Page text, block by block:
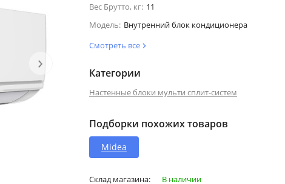
›
Вес Брутто, кг: 11
Модель: Внутренний блок кондиционера
Смотреть все
Категории
Настенные блоки мульти сплит-систем
Подборки похожих товаров
Midea
Склад магазина: В наличии